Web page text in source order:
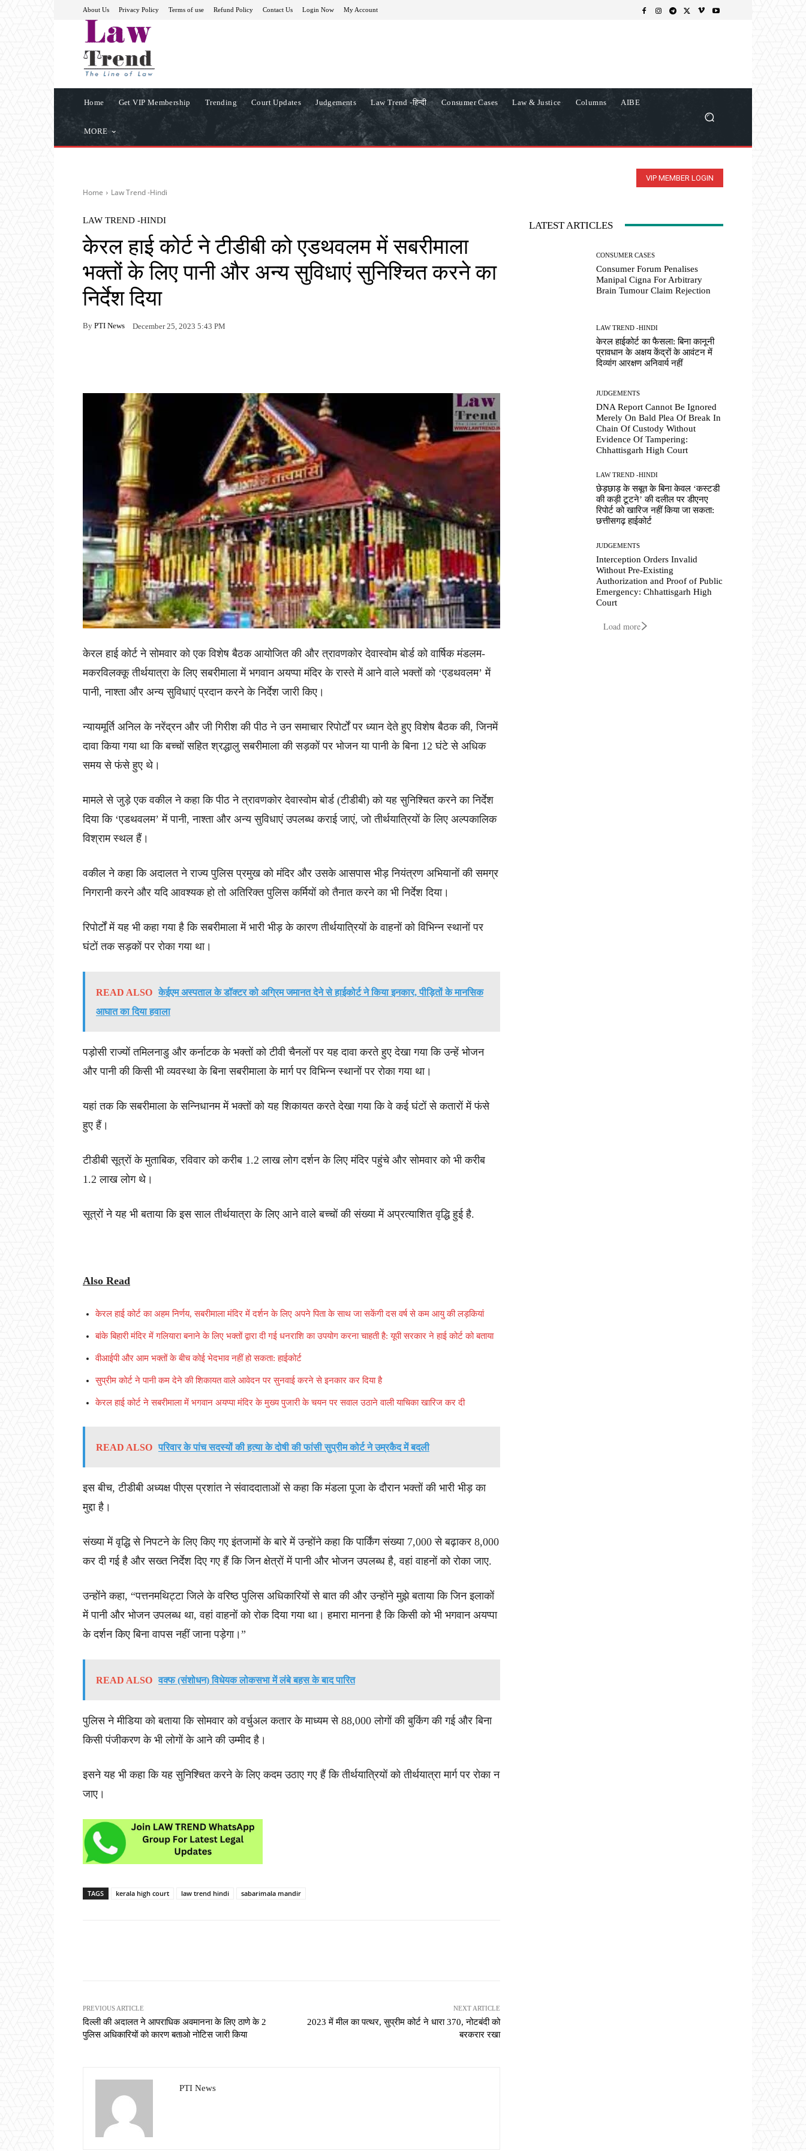
About Us Privacy Policy Terms of use Refund Policy Contact Us Login Now My Account
Home Get VIP Membership Trending Court Updates Judgements Law Trend -हिन्दी Consumer Cases Law & Justice Columns AIBE
MORE
VIP MEMBER LOGIN
Home Law Trend -Hindi
LAW TREND -HINDI
केरल हाई कोर्ट ने टीडीबी को एडथवलम में सबरीमाला
भक्तों के लिए पानी और अन्य सुविधाएं सुनिश्चित करने का
निर्देश दिया
By PTI News December 25, 2023 5:43 PM
केरल हाई कोर्ट ने सोमवार को एक विशेष बैठक आयोजित की और त्रावणकोर देवास्वोम बोर्ड को वार्षिक मंडलम-
मकरविलक्कू तीर्थयात्रा के लिए सबरीमाला में भगवान अयप्पा मंदिर के रास्ते में आने वाले भक्तों को ‘एडथवलम’ में
पानी, नाश्ता और अन्य सुविधाएं प्रदान करने के निर्देश जारी किए।
न्यायमूर्ति अनिल के नरेंद्रन और जी गिरीश की पीठ ने उन समाचार रिपोर्टों पर ध्यान देते हुए विशेष बैठक की, जिनमें
दावा किया गया था कि बच्चों सहित श्रद्धालु सबरीमाला की सड़कों पर भोजन या पानी के बिना 12 घंटे से अधिक
समय से फंसे हुए थे।
मामले से जुड़े एक वकील ने कहा कि पीठ ने त्रावणकोर देवास्वोम बोर्ड (टीडीबी) को यह सुनिश्चित करने का निर्देश
दिया कि ‘एडथवलम’ में पानी, नाश्ता और अन्य सुविधाएं उपलब्ध कराई जाएं, जो तीर्थयात्रियों के लिए अल्पकालिक
विश्राम स्थल हैं।
वकील ने कहा कि अदालत ने राज्य पुलिस प्रमुख को मंदिर और उसके आसपास भीड़ नियंत्रण अभियानों की समग्र
निगरानी करने और यदि आवश्यक हो तो अतिरिक्त पुलिस कर्मियों को तैनात करने का भी निर्देश दिया।
रिपोर्टों में यह भी कहा गया है कि सबरीमाला में भारी भीड़ के कारण तीर्थयात्रियों के वाहनों को विभिन्न स्थानों पर
घंटों तक सड़कों पर रोका गया था।
READ ALSO केईएम अस्पताल के डॉक्टर को अग्रिम जमानत देने से हाईकोर्ट ने किया इनकार, पीड़ितों के मानसिक
आघात का दिया हवाला
पड़ोसी राज्यों तमिलनाडु और कर्नाटक के भक्तों को टीवी चैनलों पर यह दावा करते हुए देखा गया कि उन्हें भोजन
और पानी की किसी भी व्यवस्था के बिना सबरीमाला के मार्ग पर विभिन्न स्थानों पर रोका गया था।
यहां तक कि सबरीमाला के सन्निधानम में भक्तों को यह शिकायत करते देखा गया कि वे कई घंटों से कतारों में फंसे
हुए हैं।
टीडीबी सूत्रों के मुताबिक, रविवार को करीब 1.2 लाख लोग दर्शन के लिए मंदिर पहुंचे और सोमवार को भी करीब
1.2 लाख लोग थे।
सूत्रों ने यह भी बताया कि इस साल तीर्थयात्रा के लिए आने वाले बच्चों की संख्या में अप्रत्याशित वृद्धि हुई है.
Also Read
केरल हाई कोर्ट का अहम निर्णय, सबरीमाला मंदिर में दर्शन के लिए अपने पिता के साथ जा सकेंगी दस वर्ष से कम आयु की लड़कियां
बांके बिहारी मंदिर में गलियारा बनाने के लिए भक्तों द्वारा दी गई धनराशि का उपयोग करना चाहती है: यूपी सरकार ने हाई कोर्ट को बताया
वीआईपी और आम भक्तों के बीच कोई भेदभाव नहीं हो सकता: हाईकोर्ट
सुप्रीम कोर्ट ने पानी कम देने की शिकायत वाले आवेदन पर सुनवाई करने से इनकार कर दिया है
केरल हाई कोर्ट ने सबरीमाला में भगवान अयप्पा मंदिर के मुख्य पुजारी के चयन पर सवाल उठाने वाली याचिका खारिज कर दी
READ ALSO परिवार के पांच सदस्यों की हत्या के दोषी की फांसी सुप्रीम कोर्ट ने उम्रकैद में बदली
इस बीच, टीडीबी अध्यक्ष पीएस प्रशांत ने संवाददाताओं से कहा कि मंडला पूजा के दौरान भक्तों की भारी भीड़ का
मुद्दा है।
संख्या में वृद्धि से निपटने के लिए किए गए इंतजामों के बारे में उन्होंने कहा कि पार्किंग संख्या 7,000 से बढ़ाकर 8,000
कर दी गई है और सख्त निर्देश दिए गए हैं कि जिन क्षेत्रों में पानी और भोजन उपलब्ध है, वहां वाहनों को रोका जाए.
उन्होंने कहा, “पत्तनमथिट्टा जिले के वरिष्ठ पुलिस अधिकारियों से बात की और उन्होंने मुझे बताया कि जिन इलाकों
में पानी और भोजन उपलब्ध था, वहां वाहनों को रोक दिया गया था। हमारा मानना है कि किसी को भी भगवान अयप्पा
के दर्शन किए बिना वापस नहीं जाना पड़ेगा।”
READ ALSO वक्फ (संशोधन) विधेयक लोकसभा में लंबे बहस के बाद पारित
पुलिस ने मीडिया को बताया कि सोमवार को वर्चुअल कतार के माध्यम से 88,000 लोगों की बुकिंग की गई और बिना
किसी पंजीकरण के भी लोगों के आने की उम्मीद है।
इसने यह भी कहा कि यह सुनिश्चित करने के लिए कदम उठाए गए हैं कि तीर्थयात्रियों को तीर्थयात्रा मार्ग पर रोका न
जाए।
TAGS kerala high court law trend hindi sabarimala mandir
PREVIOUS ARTICLE
दिल्ली की अदालत ने आपराधिक अवमानना के लिए ठाणे के 2
पुलिस अधिकारियों को कारण बताओ नोटिस जारी किया
NEXT ARTICLE
2023 में मील का पत्थर, सुप्रीम कोर्ट ने धारा 370, नोटबंदी को
बरकरार रखा
PTI News
LATEST ARTICLES
CONSUMER CASES
Consumer Forum Penalises
Manipal Cigna For Arbitrary
Brain Tumour Claim Rejection
LAW TREND -HINDI
केरल हाईकोर्ट का फैसला: बिना कानूनी
प्रावधान के अक्षय केंद्रों के आवंटन में
दिव्यांग आरक्षण अनिवार्य नहीं
JUDGEMENTS
DNA Report Cannot Be Ignored
Merely On Bald Plea Of Break In
Chain Of Custody Without
Evidence Of Tampering:
Chhattisgarh High Court
LAW TREND -HINDI
छेड़छाड़ के सबूत के बिना केवल ‘कस्टडी
की कड़ी टूटने’ की दलील पर डीएनए
रिपोर्ट को खारिज नहीं किया जा सकता:
छत्तीसगढ़ हाईकोर्ट
JUDGEMENTS
Interception Orders Invalid
Without Pre-Existing
Authorization and Proof of Public
Emergency: Chhattisgarh High
Court
Load more